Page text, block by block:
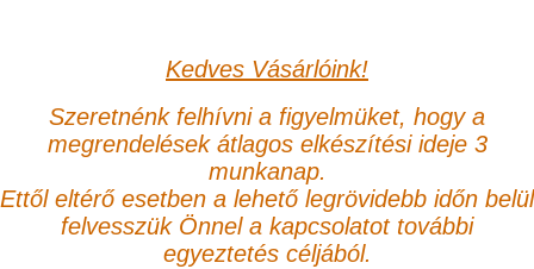
Kedves Vásárlóink!
Szeretnénk felhívni a figyelmüket, hogy a
megrendelések átlagos elkészítési ideje 3
munkanap.
Ettől eltérő esetben a lehető legrövidebb időn belül
felvesszük Önnel a kapcsolatot további
egyeztetés céljából.